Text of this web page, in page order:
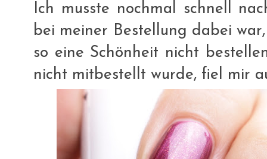
Ich musste nochmal schnell
bei meiner Bestellung dabei
so eine Schönheit nicht
nicht mitbestellt wurde, fiel mir